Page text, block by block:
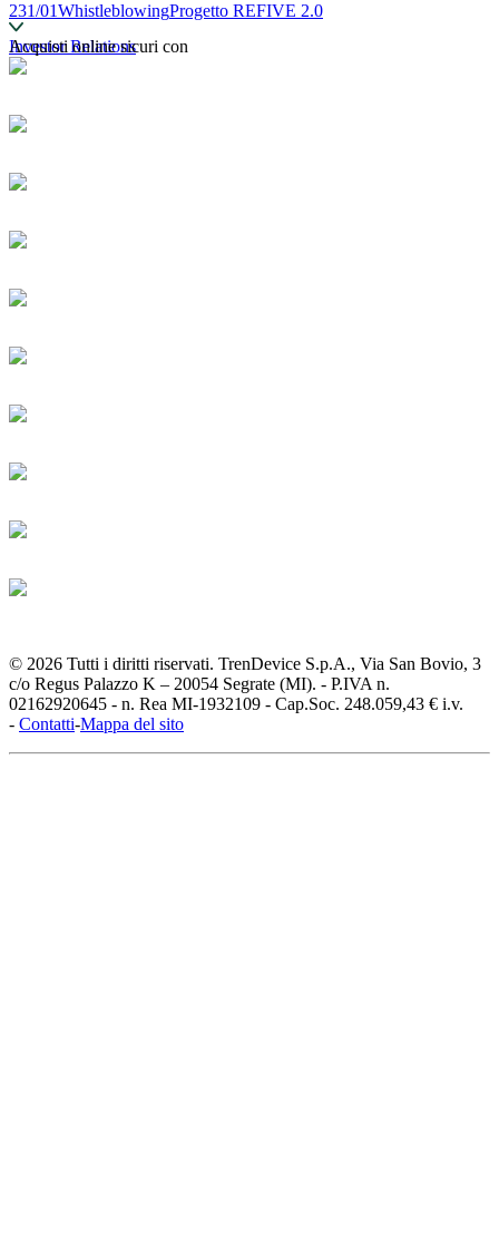
231/01WhistleblowingProgetto REFIVE 2.0
Investor Relations
Acquisti online sicuri con
© 2026 Tutti i diritti riservati. TrenDevice S.p.A., Via San Bovio, 3
c/o Regus Palazzo K – 20054 Segrate (MI). - P.IVA n.
02162920645 - n. Rea MI-1932109 - Cap.Soc. 248.059,43 € i.v.
- Contatti-Mappa del sito